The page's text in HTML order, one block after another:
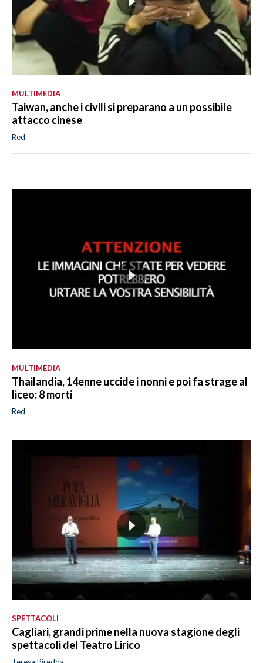
MULTIMEDIA
Taiwan, anche i civili si preparano a un possibile
attacco cinese
Red
MULTIMEDIA
Thailandia, 14enne uccide i nonni e poi fa strage al
liceo: 8 morti
Red
SPETTACOLI
Cagliari, grandi prime nella nuova stagione degli
spettacoli del Teatro Lirico